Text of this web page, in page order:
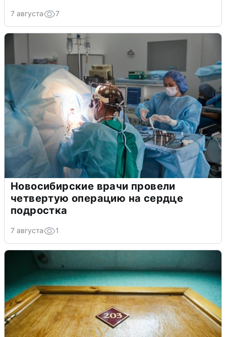
7 августа 7
Новосибирские врачи провели
четвертую операцию на сердце
подростка
7 августа 1